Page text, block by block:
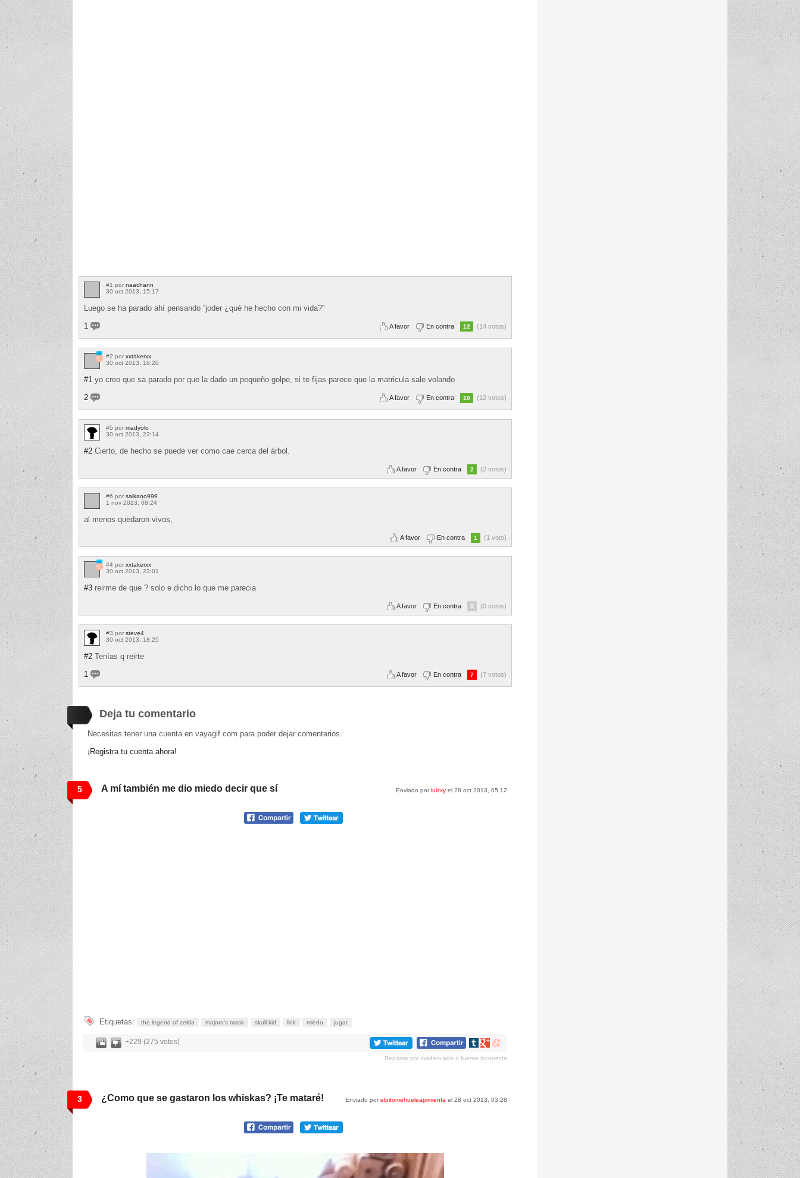
#1 por naachann
30 oct 2013, 15:17
Luego se ha parado ahí pensando ''joder ¿qué he hecho con mi vida?''
1
A favor En contra 12 (14 votos)
#2 por xxtakerxx
30 oct 2013, 16:20
#1 yo creo que sa parado por que la dado un pequeño golpe, si te fijas parece que la matricula sale volando
2
A favor En contra 10 (12 votos)
#5 por madyolo
30 oct 2013, 23:14
#2 Cierto, de hecho se puede ver como cae cerca del árbol.
A favor En contra 2 (2 votos)
#6 por saikano999
1 nov 2013, 08:24
al menos quedaron vivos,
A favor En contra 1 (1 voto)
#4 por xxtakerxx
30 oct 2013, 23:01
#3 reirme de que ? solo e dicho lo que me parecia
A favor En contra 0 (0 votos)
#3 por steve4
30 oct 2013, 18:25
#2 Tenías q reirte
1
A favor En contra 7 (7 votos)
Deja tu comentario
Necesitas tener una cuenta en vayagif.com para poder dejar comentarios.
¡Registra tu cuenta ahora!
5 Enviado porluizxy el 28 oct 2013, 05:12
A mí también me dio miedo decir que sí
Etiquetas: the legend of zelda majora's mask skull kid link miedo jugar
+229 (275 votos)
Compartir
tumblr
Compartir
Google+
Compartir
meneame
Reportar por inadecuado o fuente incorrecta
3 Enviado porelpitomehueleapimienta el 28 oct 2013, 03:28
¿Como que se gastaron los whiskas? ¡Te mataré!